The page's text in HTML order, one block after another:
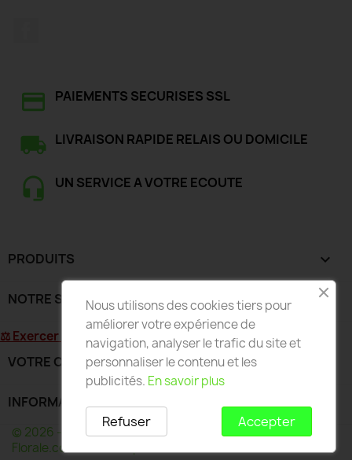
PAIEMENTS SECURISES SSL
LIVRAISON RAPIDE RELAIS OU DOMICILE
UN SERVICE A VOTRE ECOUTE
PRODUITS 
NOTRE SOCIÉTÉ 
⚖ Exercer mon droit de rétractation
VOTRE COMPTE
INFORMATIONS
© 2026 - Développé par Wess France pour Deco-
Florale.com - Toute reproduction interdite
Nous utilisons des cookies tiers pour
améliorer votre expérience de
navigation, analyser le trafic du site et
personnaliser le contenu et les
publicités. En savoir plus
Accepter
Refuser